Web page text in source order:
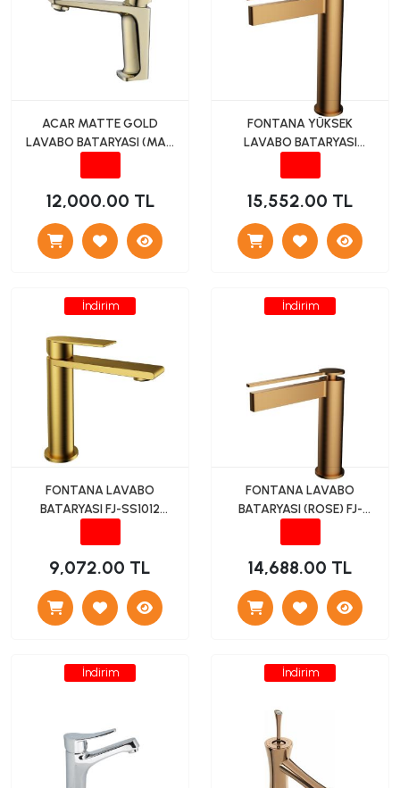
ACAR MATTE GOLD
LAVABO BATARYASI (MAT
12,000.00 TL
FONTANA YÜKSEK
LAVABO BATARYASI
15,552.00 TL
İndirim
FONTANA LAVABO
BATARYASI FJ-SS1012
9,072.00 TL
İndirim
FONTANA LAVABO
BATARYASI (ROSE) FJ-
14,688.00 TL
İndirim İndirim